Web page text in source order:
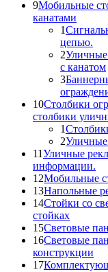
9Мобильные
канатами
1
цепью.
2Уличные
с канатом
3
10Столбики
столбики
1
2Уличные
11Уличные
информации.
12Мобильные
13Напольные
14Стойки со
стойках
15Световые
16Световые
конструкции
17